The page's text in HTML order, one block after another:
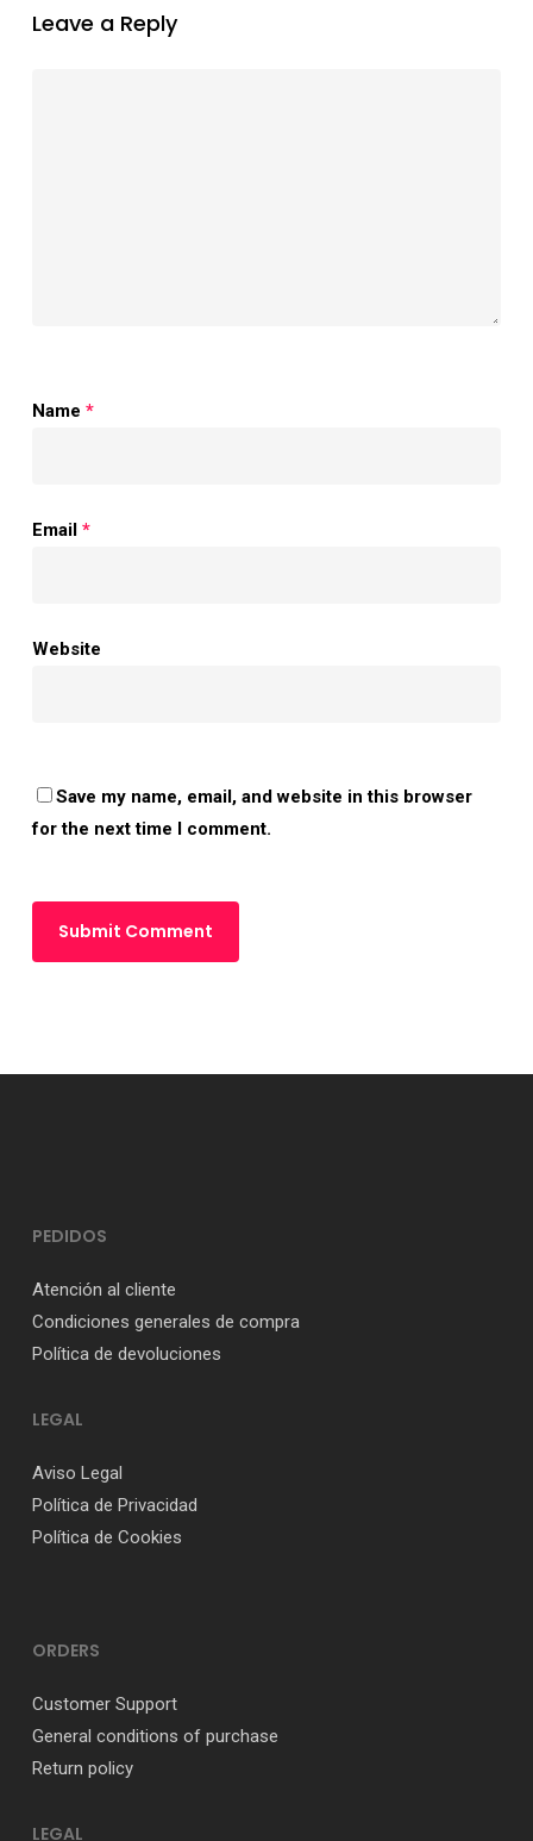
Leave a Reply
Name *
Email *
Website
Save my name, email, and website in this browser
for the next time I comment.
PEDIDOS
Atención al cliente
Condiciones generales de compra
Política de devoluciones
LEGAL
Aviso Legal
Política de Privacidad
Política de Cookies
ORDERS
Customer Support
General conditions of purchase
Return policy
LEGAL